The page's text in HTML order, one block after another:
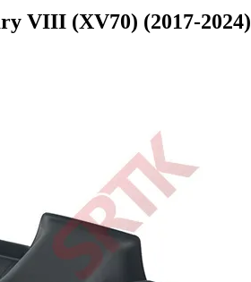
VIII (XV70) (2017-2024)